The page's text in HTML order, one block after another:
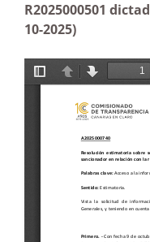
R2025000501
10-2025)